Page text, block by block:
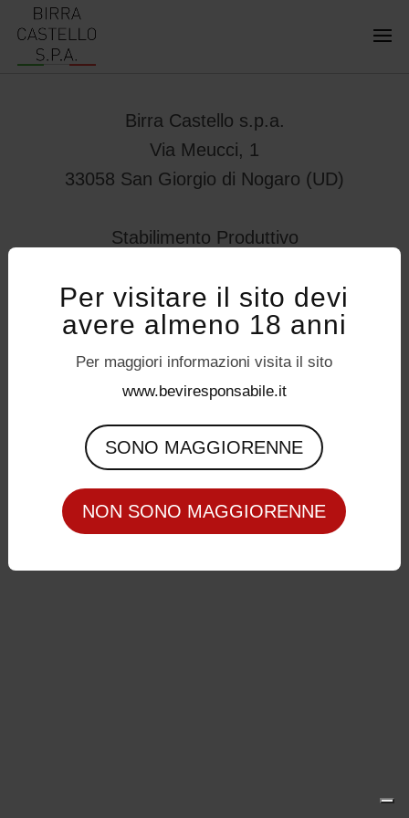
Birra Castello s.p.a.
Via Meucci, 1
33058 San Giorgio di Nogaro (UD)
Stabilimento Produttivo
32034 – Pedavena (BL)
servizioconsumatori@birracastello.it
Seguici su
P.I. 01994920302
Per visitare il sito devi
avere almeno 18 anni
Per maggiori informazioni visita il sito
www.beviresponsabile.it
SONO MAGGIORENNE
NON SONO MAGGIORENNE